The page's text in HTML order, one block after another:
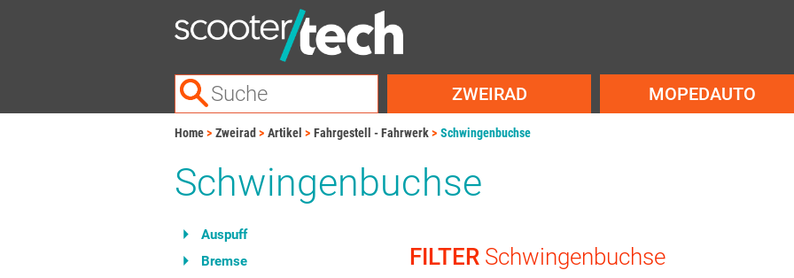
ZWEIRAD MOPEDAUTO
Home Zweirad Artikel Fahrgestell - Fahrwerk Schwingenbuchse
Schwingenbuchse
Auspuff
Bremse
FILTER Schwingenbuchse